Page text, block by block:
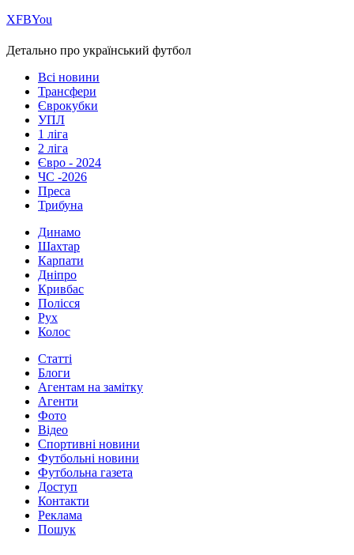
ХFBYou
Детально про український футбол
Всі новини
Трансфери
Єврокубки
УПЛ
1 ліга
2 ліга
Євро - 2024
ЧС -2026
Преса
Трибуна
Динамо
Шахтар
Карпати
Дніпро
Кривбас
Полісся
Рух
Колос
Статті
Блоги
Агентам на замітку
Агенти
Фото
Відео
Спортивні новини
Футбольні новини
Футбольна газета
Доступ
Контакти
Реклама
Пошук